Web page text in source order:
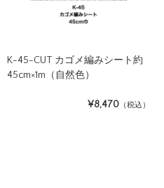
K-45-CUT カゴメ編みシート約
45cm×1m（自然色）
¥8,470 （税込）